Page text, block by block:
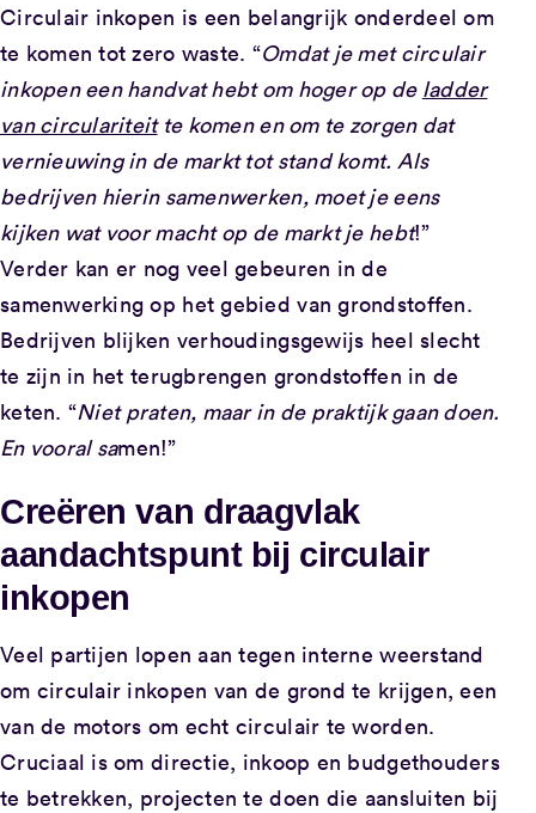
Circulair inkopen is een belangrijk onderdeel om
te komen tot zero waste. “Omdat je met circulair
inkopen een handvat hebt om hoger op de ladder
van circulariteitte komen en om te zorgen dat
vernieuwing in de markt tot stand komt. Als
bedrijven hierin samenwerken, moet je eens
kijken wat voor macht op de markt je hebt!”
Verder kan er nog veel gebeuren in de
samenwerking op het gebied van grondstoffen.
Bedrijven blijken verhoudingsgewijs heel slecht
te zijn in het terugbrengen grondstoffen in de
keten. “Niet praten, maar in de praktijk gaan doen.
En vooral samen!”
Creëren van draagvlak
aandachtspunt bij circulair
inkopen
Veel partijen lopen aan tegen interne weerstand
om circulair inkopen van de grond te krijgen, een
van de motors om echt circulair te worden.
Cruciaal is om directie, inkoop en budgethouders
te betrekken, projecten te doen die aansluiten bij